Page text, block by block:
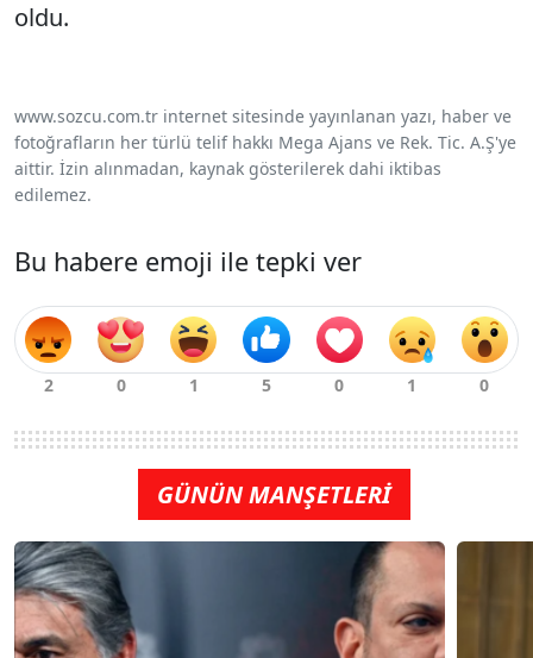
oldu.
www.sozcu.com.tr internet sitesinde yayınlanan yazı, haber ve
fotoğrafların her türlü telif hakkı Mega Ajans ve Rek. Tic. A.Ş'ye
aittir. İzin alınmadan, kaynak gösterilerek dahi iktibas
edilemez.
Bu habere emoji ile tepki ver
GÜNÜN MANŞETLERİ